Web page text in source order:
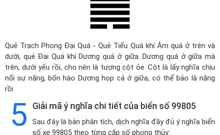
Quẻ Trạch Phong Đại Quá - Quẻ Tiểu Quá khí Âm quá ở trên và
dưới, quẻ Đại Quá khí Dương quá ở giữa. Dương quá ở giữa mà
trên, dưới yếu rồi, cho nên là tượng cột ỏe. Cột là lấy nghĩa chịu
nổi sự nặng, bốn hào Dương họp cả ở giữa, có thể bảo là nặng
rồi
5 Giải mã ý nghĩa chi tiết của biển số 99805
Sau đây là bản phân tích, dịch nghĩa đầy đủ ý nghĩa biển
số xe 99805 theo từng cặp số phong thủy: